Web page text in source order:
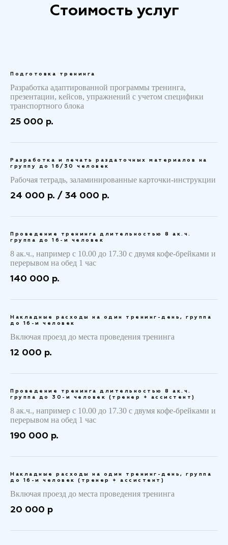
Стоимость услуг
Подготовка тренинга
Разработка адаптированной программы тренинга,
презентации, кейсов, упражнений с учетом специфики
транспортного блока
25 000 р.
Разработка и печать раздаточных материалов на
группу до 16/30 человек
Рабочая тетрадь, заламинированные карточки-инструкции
24 000 р. / 34 000 р.
Проведение тренинга длительностью 8 ак.ч.
группа до 16-и человек
8 ак.ч., например с 10.00 до 17.30 с двумя кофе-брейками и
перерывом на обед 1 час
140 000 р.
Накладные расходы на один тренинг-день, группа
до 16-и человек
Включая проезд до места проведения тренинга
12 000 р.
Проведение тренинга длительностью 8 ак.ч.
группа до 30-и человек (тренер + ассистент)
8 ак.ч., например с 10.00 до 17.30 с двумя кофе-брейками и
перерывом на обед 1 час
190 000 р.
Накладные расходы на один тренинг-день, группа
до 16-и человек (тренер + ассистент)
Включая проезд до места проведения тренинга
20 000 р